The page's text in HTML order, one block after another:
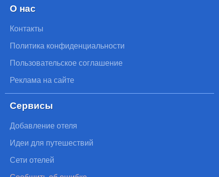
О нас
Контакты
Политика конфиденциальности
Пользовательское соглашение
Реклама на сайте
Сервисы
Добавление отеля
Идеи для путешествий
Сети отелей